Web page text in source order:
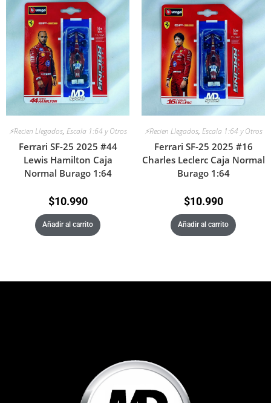
⚡Recien Llegados, Escala 1:64 y Otros
Ferrari SF-25 2025 #44
Lewis Hamilton Caja
Normal Burago 1:64
$10.990
Añadir al carrito
⚡Recien Llegados, Escala 1:64 y Otros
Ferrari SF-25 2025 #16
Charles Leclerc Caja Normal
Burago 1:64
$10.990
Añadir al carrito